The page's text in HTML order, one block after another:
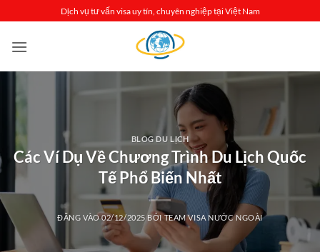
qua
nội
Dịch vụ tư vấn visa uy tín, chuyên nghiệp tại Việt Nam
BLOG DU LỊCH
Các Ví Dụ Về Chương Trình Du Lịch Quốc
Tế Phổ Biến Nhất
ĐĂNG VÀO02/12/2025 BỞI TEAM VISA NƯỚC NGOÀI